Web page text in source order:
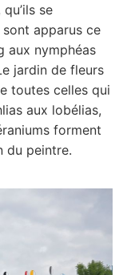
se
sont apparus ce
aux nymphéas
jardin de fleurs
toutes celles qui
aux lobélias,
forment
du peintre.